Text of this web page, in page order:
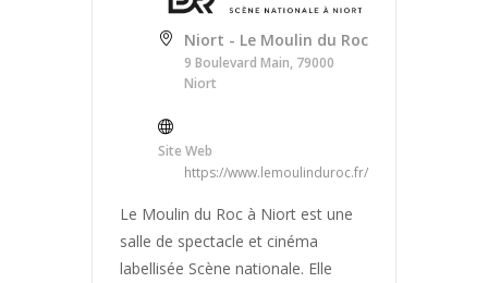
Niort - Le Moulin du Roc
9 Boulevard Main, 79000
Niort
Site Web
https://www.lemoulinduroc.fr/
Le Moulin du Roc à Niort est une
salle de spectacle et cinéma
labellisée Scène nationale. Elle